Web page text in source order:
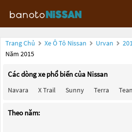
Trang Chủ Xe Ô Tô Nissan Urvan
Năm 2015
Các dòng xe phổ biến của Nissan
Navara X Trail Sunny Terra
Theo năm: